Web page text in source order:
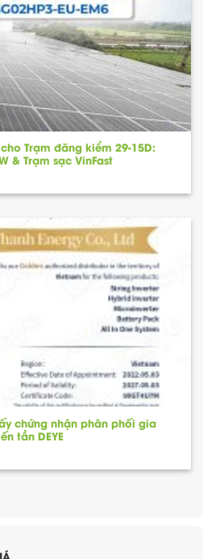
Trạm đăng kiểm 29-15D:
& Trạm sạc VinFast
chứng nhận phân phối gia
tần DEYE